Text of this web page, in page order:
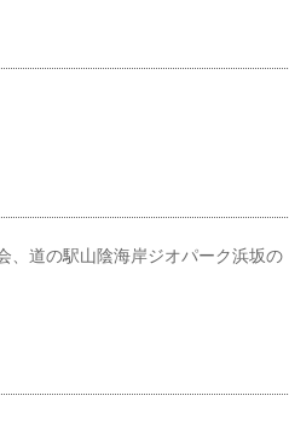
、道の駅山陰海岸ジオパーク浜坂の